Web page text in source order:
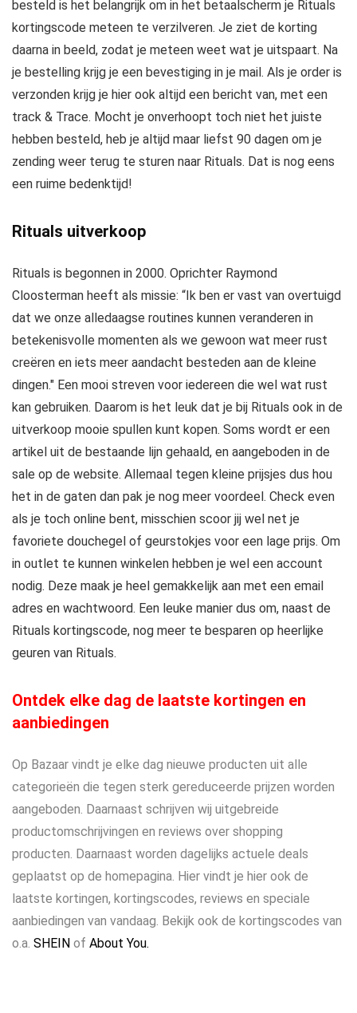
besteld is het belangrijk om in het betaalscherm je Rituals
kortingscode meteen te verzilveren. Je ziet de korting
daarna in beeld, zodat je meteen weet wat je uitspaart. Na
je bestelling krijg je een bevestiging in je mail. Als je order is
verzonden krijg je hier ook altijd een bericht van, met een
track & Trace. Mocht je onverhoopt toch niet het juiste
hebben besteld, heb je altijd maar liefst 90 dagen om je
zending weer terug te sturen naar Rituals. Dat is nog eens
een ruime bedenktijd!
Rituals uitverkoop
Rituals is begonnen in 2000. Oprichter Raymond
Cloosterman heeft als missie: “Ik ben er vast van overtuigd
dat we onze alledaagse routines kunnen veranderen in
betekenisvolle momenten als we gewoon wat meer rust
creëren en iets meer aandacht besteden aan de kleine
dingen." Een mooi streven voor iedereen die wel wat rust
kan gebruiken. Daarom is het leuk dat je bij Rituals ook in de
uitverkoop mooie spullen kunt kopen. Soms wordt er een
artikel uit de bestaande lijn gehaald, en aangeboden in de
sale op de website. Allemaal tegen kleine prijsjes dus hou
het in de gaten dan pak je nog meer voordeel. Check even
als je toch online bent, misschien scoor jij wel net je
favoriete douchegel of geurstokjes voor een lage prijs. Om
in outlet te kunnen winkelen hebben je wel een account
nodig. Deze maak je heel gemakkelijk aan met een email
adres en wachtwoord. Een leuke manier dus om, naast de
Rituals kortingscode, nog meer te besparen op heerlijke
geuren van Rituals.
Ontdek elke dag de laatste kortingen en
aanbiedingen
Op Bazaar vindt je elke dag nieuwe producten uit alle
categorieën die tegen sterk gereduceerde prijzen worden
aangeboden. Daarnaast schrijven wij uitgebreide
productomschrijvingen en reviews over shopping
producten. Daarnaast worden dagelijks actuele deals
geplaatst op de homepagina. Hier vindt je hier ook de
laatste kortingen, kortingscodes, reviews en speciale
aanbiedingen van vandaag. Bekijk ook de kortingscodes van
o.a. SHEIN of About You.